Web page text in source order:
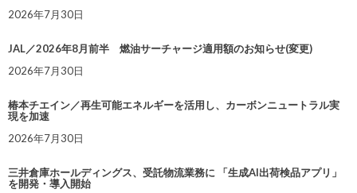
2026年7月30日
JAL／2026年8月前半 燃油サーチャージ適用額のお知らせ(変更)
2026年7月30日
椿本チエイン／再生可能エネルギーを活用し、カーボンニュートラル実
現を加速
2026年7月30日
三井倉庫ホールディングス、受託物流業務に 「生成AI出荷検品アプリ」
を開発・導入開始